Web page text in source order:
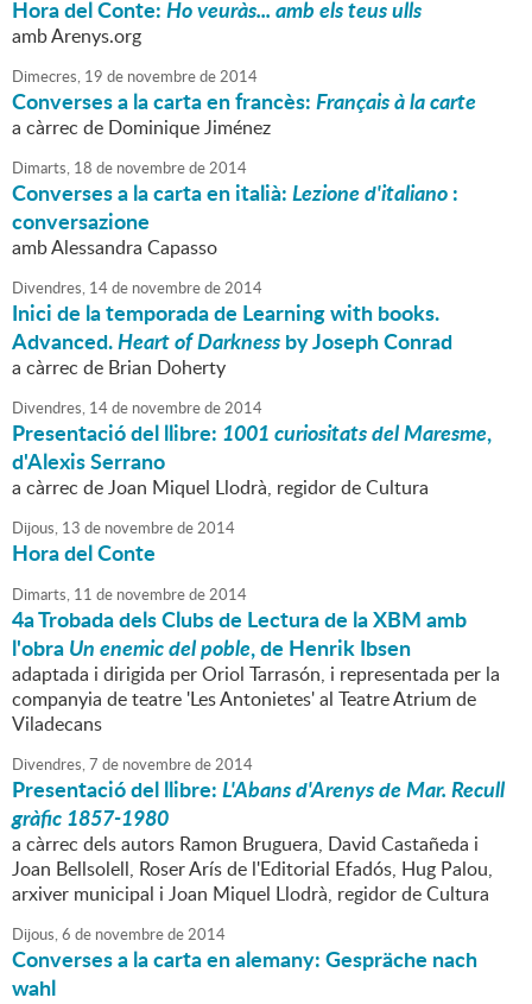
Hora del Conte:Ho veuràs... amb els teus ulls
amb Arenys.org
Dimecres, 19 de novembrede2014
Converses a la carta en francès:Français à la carte
a càrrec de Dominique Jiménez
Dimarts, 18 de novembrede2014
Converses a la carta en italià:Lezione d'italiano:
conversazione
amb Alessandra Capasso
Divendres, 14de novembrede2014
Inici de la temporada de Learning with books.
Advanced.Heart of Darknessby Joseph Conrad
a càrrec de Brian Doherty
Divendres, 14de novembrede2014
Presentació del llibre: 1001 curiositats del Maresme,
d'Alexis Serrano
a càrrec de Joan Miquel Llodrà, regidor de Cultura
Dijous, 13 de novembrede2014
Hora del Conte
Dimarts, 11 de novembrede2014
4a Trobada dels Clubs de Lectura de la XBM amb
l'obraUn enemic del poble, de Henrik Ibsen
adaptada i dirigida per Oriol Tarrasón, i representada per la
companyia de teatre 'Les Antonietes' al Teatre Atrium de
Viladecans
Divendres,7 de novembrede2014
Presentació del llibre:L'Abans d'Arenys de Mar. Recull
gràfic 1857-1980
a càrrec dels autors Ramon Bruguera, David Castañeda i
Joan Bellsolell, Roser Arís de l'Editorial Efadós, Hug Palou,
arxiver municipal i Joan Miquel Llodrà, regidor de Cultura
Dijous,6 de novembrede2014
Converses a la carta en alemany: Gespräche nach
wahl